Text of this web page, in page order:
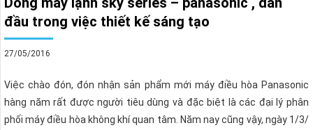
đầu trong việc thiết kế sáng tạo
27/05/2016
Việc chào đón, đón nhận sản phẩm mới máy điều hòa Panasonic
hàng năm rất được người tiêu dùng và đặc biệt là các đại lý phân
phối máy điều hòa không khí quan tâm. Năm nay cũng vậy, ngày 1/3/